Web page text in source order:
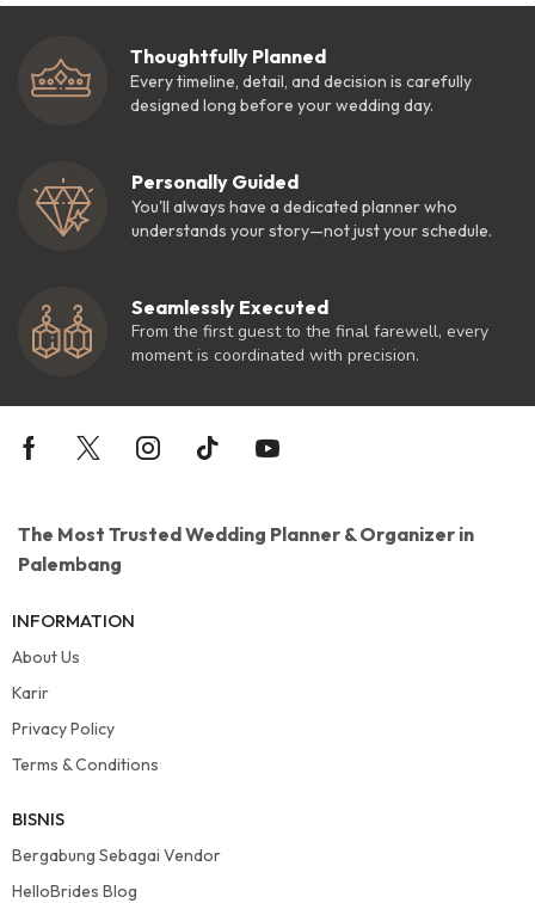
Thoughtfully Planned
Every timeline, detail, and decision is carefully
designed long before your wedding day.
Personally Guided
You'll always have a dedicated planner who
understands your story—not just your schedule.
Seamlessly Executed
From the first guest to the final farewell, every
moment is coordinated with precision.
The Most Trusted Wedding Planner & Organizer in
Palembang
INFORMATION
About Us
Karir
Privacy Policy
Terms & Conditions
BISNIS
Bergabung Sebagai Vendor
HelloBrides Blog